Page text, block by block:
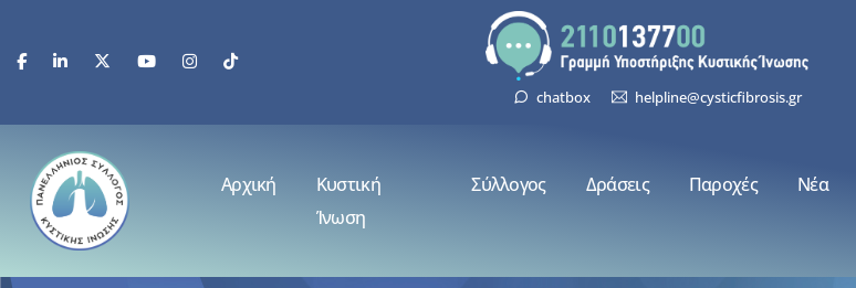
chatbox helpline@cysticfibrosis.gr
Αρχική
Κυστική
Ίνωση
Σύλλογος Δράσεις Παροχές Νέα